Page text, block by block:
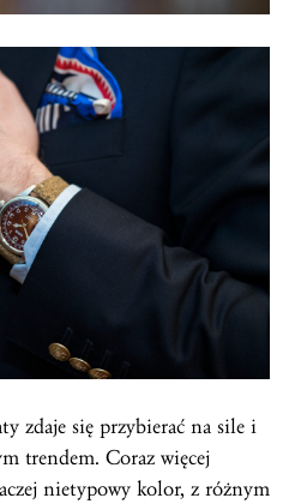
zdaje się przybierać na sile i
trendem. Coraz więcej
nietypowy kolor, z różnym